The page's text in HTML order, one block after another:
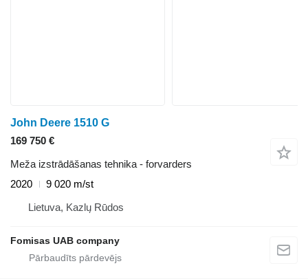
John Deere 1510 G
169 750 €
Meža izstrādāšanas tehnika - forvarders
2020
9 020 m/st
Lietuva, Kazlų Rūdos
Fomisas UAB company